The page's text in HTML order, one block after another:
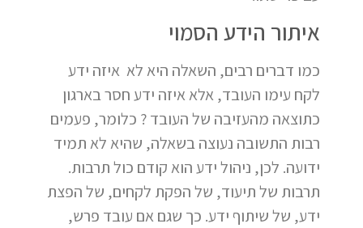
איתור הידע הסמוי
כמו דברים רבים, השאלה היא לא איזה ידע
לקח עימו העובד, אלא איזה ידע חסר בארגון
כתוצאה מהעזיבה של העובד ? כלומר, פעמים
רבות התשובה נעוצה בשאלה, שהיא לא תמיד
ידועה. לכן, ניהול ידע הוא קודם כול תרבות.
תרבות של תיעוד, של הפקת לקחים, של הפצת
ידע, של שיתוף ידע. כך שגם אם עובד פרש,